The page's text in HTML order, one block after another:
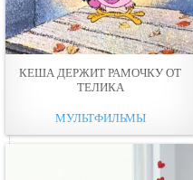
КЕША ДЕРЖИТ РАМОЧКУ ОТ
ТЕЛИКА
МУЛЬТФИЛЬМЫ